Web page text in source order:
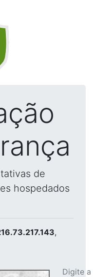
de
hospedados
,
Digite